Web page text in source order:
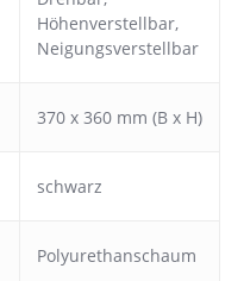
Höhenverstellbar,
Neigungsverstellbar
370 x 360 mm (B x H)
schwarz
Polyurethanschaum